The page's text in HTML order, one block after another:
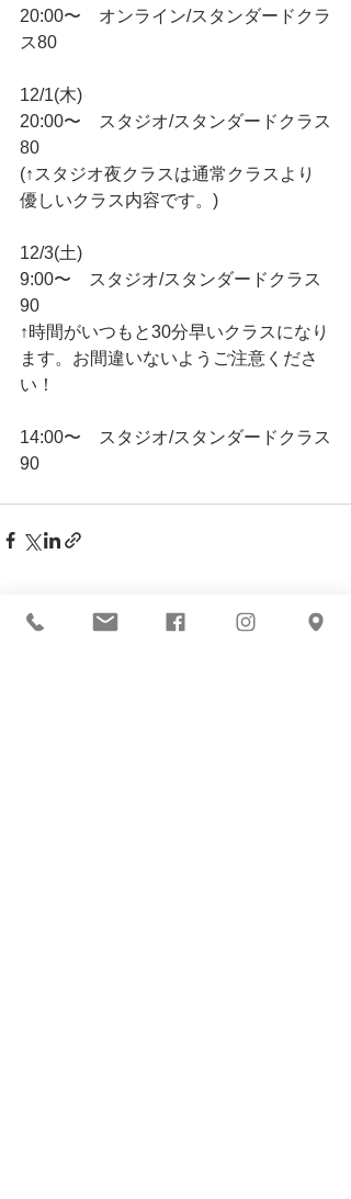
20:00〜　オンライン/スタンダードクラ
ス80
12/1(木)
20:00〜　スタジオ/スタンダードクラス
80
(↑スタジオ夜クラスは通常クラスより
優しいクラス内容です。)
12/3(土)
9:00〜　スタジオ/スタンダードクラス
90
↑時間がいつもと30分早いクラスになり
ます。お間違いないようご注意くださ
い！
14:00〜　スタジオ/スタンダードクラス
90